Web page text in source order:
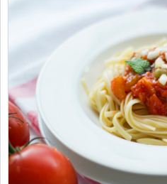
Over ons
Traiteur
Wijn
Contact